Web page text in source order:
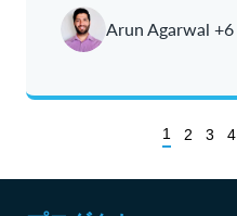
Arun Agarwal +6
1 2 3 4